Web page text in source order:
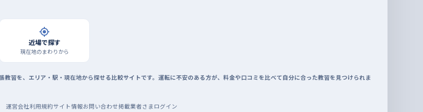
近場で探す
現在地のまわりから
習を、エリア・駅・現在地から探せる比較サイトです。運転に不安のある方が、料金や口コミを比べて自分に合った教習を見つけられま
運営会社利用規約サイト情報お問い合わせ掲載業者さまログイン